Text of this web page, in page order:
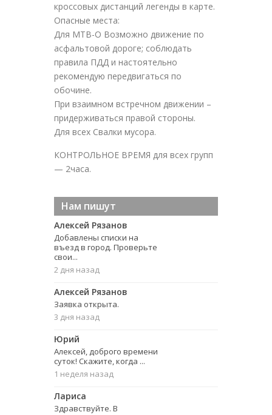
кроссовых дистанций легенды в карте.
Опасные места:
Для MTB-O Возможно движение по
асфальтовой дороге; соблюдать
правила ПДД и настоятельно
рекомендую передвигаться по
обочине.
При взаимном встречном движении –
придерживаться правой стороны.
Для всех Свалки мусора.
КОНТРОЛЬНОЕ ВРЕМЯ для всех групп
— 2часа.
Нам пишут
Алексей Рязанов
Добавлены списки на
въезд в город. Проверьте
свои...
2 дня назад
Алексей Рязанов
Заявка открыта.
3 дня назад
Юрий
Алексей, доброго времени
суток! Скажите, когда ...
1 неделя назад
Лариса
Здравствуйте. В